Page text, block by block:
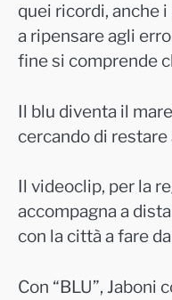
quei ricordi, anche
a ripensare agli
fine si comprende
Il blu diventa il
cercando di
Il videoclip, per la
accompagna a
con la città a fare
Con “BLU”,